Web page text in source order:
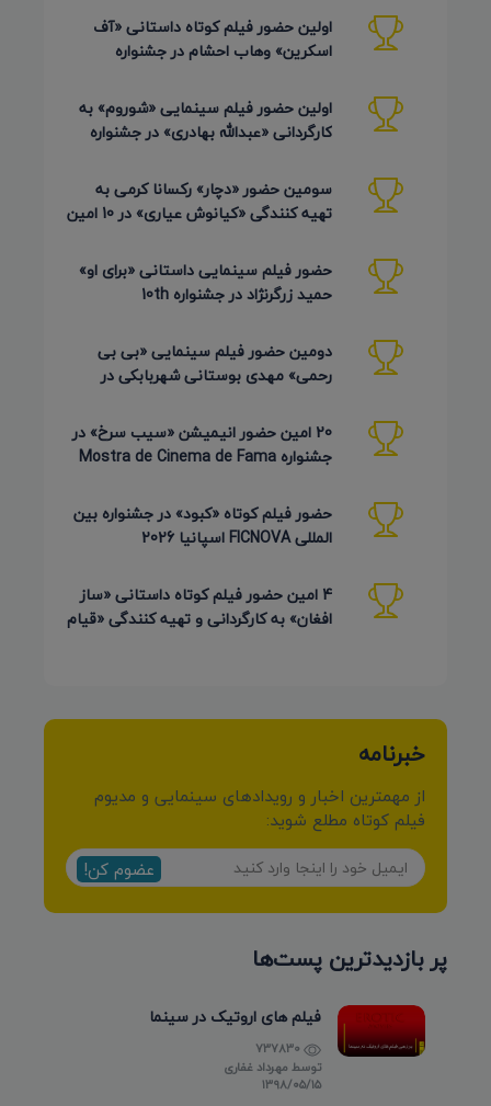
اولین حضور فیلم کوتاه داستانی «آف
اسکرین» وهاب احشام در جشنواره
اولین حضور فیلم سینمایی «شوروم» به
کارگردانی «عبدالله بهادری» در جشنواره
سومین حضور «دچار» رکسانا کرمی به
تهیه کنندگی «کیانوش عیاری» در 10 امین
حضور فیلم سینمایی داستانی «برای او»
حمید زرگرنژاد در جشنواره 10th
دومین حضور فیلم سینمایی «بی بی
رحمی» مهدی بوستانی شهربابکی در
20 امین حضور انیمیشن «سیب سرخ» در
جشنواره Mostra de Cinema de Fama
حضور فیلم کوتاه «کبود» در جشنواره بین
المللی FICNOVA اسپانیا 2026
4 امین حضور فیلم کوتاه داستانی «ساز
افغان» به کارگردانی و تهیه کنندگی «قیام
خبرنامه
از مهمترین اخبار و رویدادهای سینمایی و مدیوم
فیلم کوتاه مطلع شوید:
عضوم کن!
پر بازدیدترین پست‌ها
فیلم های اروتیک در سینما
توسط مهرداد غفاری
۱۳۹۸/۰۵/۱۵